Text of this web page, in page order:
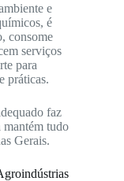
e
é
consome
serviços
para
práticas.
faz
mantém tudo
Gerais.